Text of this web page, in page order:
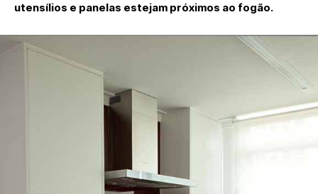
utensílios e panelas estejam próximos ao fogão.